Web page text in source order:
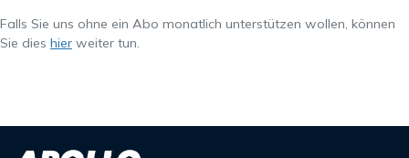
Falls Sie uns ohne ein Abo monatlich unterstützen wollen, können
Sie dies hier weiter tun.